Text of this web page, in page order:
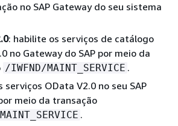
no SAP Gateway do seu sistema
: habilite os serviços de catálogo
no Gateway do SAP por meio da
/IWFND/MAINT_SERVICE .
serviços OData V2.0 no seu SAP
meio da transação
.